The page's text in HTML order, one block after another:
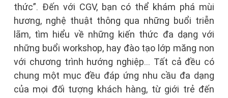
thức”. Đến với CGV, bạn có thể khám phá mùi
hương, nghệ thuật thông qua những buổi triễn
lãm, tìm hiểu về những kiến thức đa dạng với
những buổi workshop, hay đào tạo lớp măng non
với chương trình hướng nghiệp… Tất cả đều có
chung một mục đều đáp ứng nhu cầu đa dạng
của mọi đối tượng khách hàng, từ giới trẻ đến